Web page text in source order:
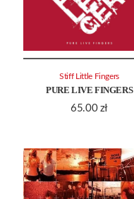
PURE LIVE FINGERS
65.00 zł
Stiff Little Fingers